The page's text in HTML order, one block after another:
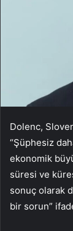
Dolenc,
“Şüphesiz
ekonomik
süresi ve
sonuç olarak
bir sorun”